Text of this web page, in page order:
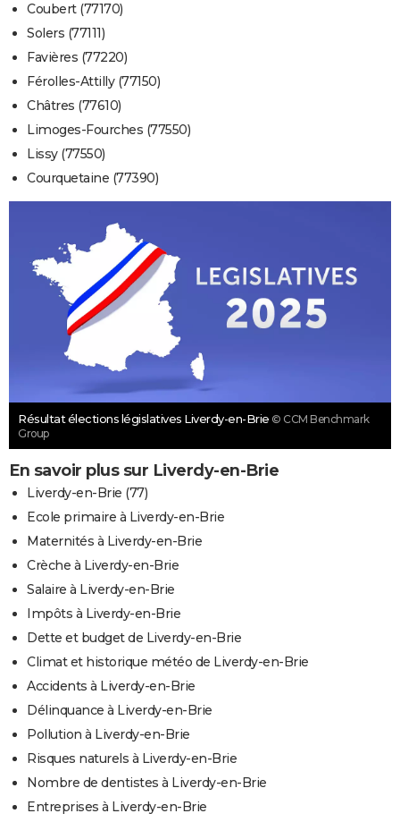
Coubert (77170)
Solers (77111)
Favières (77220)
Férolles-Attilly (77150)
Châtres (77610)
Limoges-Fourches (77550)
Lissy (77550)
Courquetaine (77390)
Résultat élections législatives Liverdy-en-Brie © CCM Benchmark
Group
En savoir plus sur Liverdy-en-Brie
Liverdy-en-Brie (77)
Ecole primaire à Liverdy-en-Brie
Maternités à Liverdy-en-Brie
Crèche à Liverdy-en-Brie
Salaire à Liverdy-en-Brie
Impôts à Liverdy-en-Brie
Dette et budget de Liverdy-en-Brie
Climat et historique météo de Liverdy-en-Brie
Accidents à Liverdy-en-Brie
Délinquance à Liverdy-en-Brie
Pollution à Liverdy-en-Brie
Risques naturels à Liverdy-en-Brie
Nombre de dentistes à Liverdy-en-Brie
Entreprises à Liverdy-en-Brie